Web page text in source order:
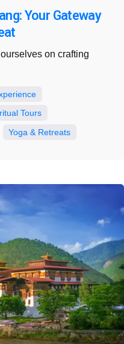
Your Gateway
on crafting
Tours
Yoga & Retreats